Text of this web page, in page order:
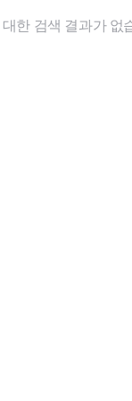
대한 검색 결과가 없